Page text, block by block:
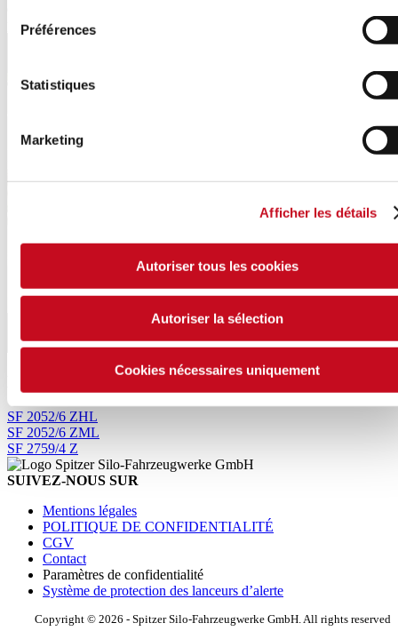
Préférences
Statistiques
Marketing
Afficher les détails
Autoriser tous les cookies
Autoriser la sélection
Cookies nécessaires uniquement
paramètres de cookies.
Semi-remorques à silo horizontal / Z
SF 2052/6 ZHL
SF 2052/6 ZML
SF 2759/4 Z
SUIVEZ-NOUS SUR
Mentions légales
POLITIQUE DE CONFIDENTIALITÉ
CGV
Contact
Paramètres de confidentialité
Système de protection des lanceurs d’alerte
Copyright © 2026 - Spitzer Silo-Fahrzeugwerke GmbH. All rights reserved